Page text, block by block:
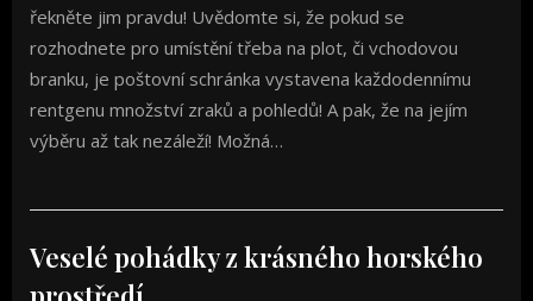
řekněte jim pravdu! Uvědomte si, že pokud se
rozhodnete pro umístění třeba na plot, či vchodovou
branku, je poštovní schránka vystavena každodennímu
rentgenu množství zraků a pohledů! A pak, že na jejím
výběru až tak nezáleží! Možná…
Veselé pohádky z krásného horského